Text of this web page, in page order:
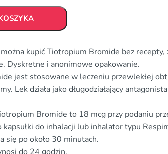
kupić Tiotropium Bromide bez
Dyskretne i anonimowe opakowanie.
jest stosowane w leczeniu przewlekłej
Lek działa jako długodziałający
Bromide to 18 mcg przy podaniu
kapsułki do inhalacji lub inhalator typu
się po około 30 minutach.